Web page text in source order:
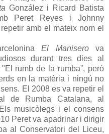
González i Ricard Batista
Peret Reyes i Johnny
amb el mateix nom el
El Maniserova
durant tres dies al
rumb de la rumba”, però
en la matèria i ningú no
El 2008 es va repetir el
de Rumba Catalana, al
musicòlegs i el consens
Peret va apadrinar i dirigir
al Conservatori del Liceu,